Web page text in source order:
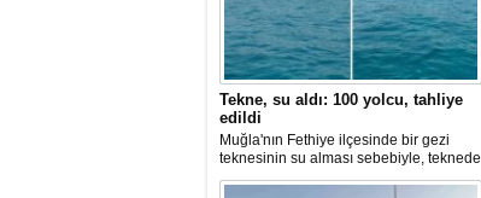
Tekne, su aldı: 100 yolcu, tahliye
edildi
Muğla'nın Fethiye ilçesinde bir gezi
teknesinin su alması sebebiyle, teknede
bulunan 100 yolcu tahliye edildi,